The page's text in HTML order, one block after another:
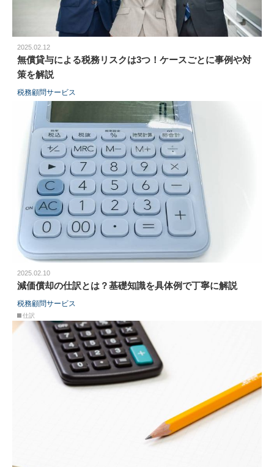
2025.02.12
無償貸与による税務リスクは3つ！ケースごとに事例や対
策を解説
税務顧問サービス
2025.02.10
減価償却の仕訳とは？基礎知識を具体例で丁寧に解説
税務顧問サービス
仕訳